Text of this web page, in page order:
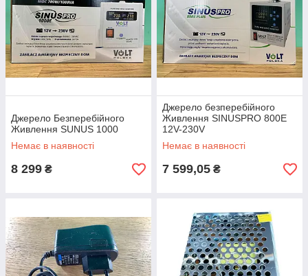
Джерело Безперебійного
Живлення SUNUS 1000
Немає в наявності
8 299 ₴
Джерело безперебійного
Живлення SINUSPRO 800E
12V-230V
Немає в наявності
7 599,05 ₴